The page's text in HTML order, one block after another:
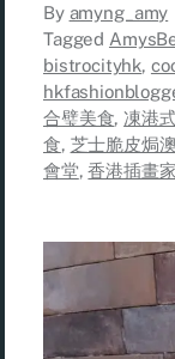
By amyng_amy
Tagged
bistrocityhk,
合璧美食,凍港
食, 芝士脆皮焗
會堂,香港插畫家